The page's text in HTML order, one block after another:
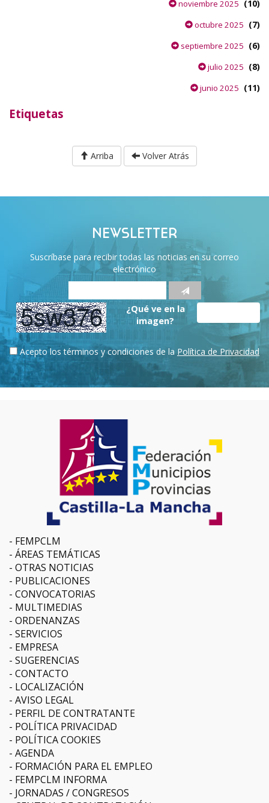
noviembre 2025 (10)
octubre 2025 (7)
septiembre 2025 (6)
julio 2025 (8)
junio 2025 (11)
Etiquetas
Arriba Volver Atrás
NEWSLETTER
Suscríbase para recibir todas las noticias en su correo
electrónico
¿Qué ve en la
imagen?
Acepto los términos y condiciones de la Política de Privacidad
FEMPCLM
ÁREAS TEMÁTICAS
OTRAS NOTICIAS
PUBLICACIONES
CONVOCATORIAS
MULTIMEDIAS
ORDENANZAS
SERVICIOS
EMPRESA
SUGERENCIAS
CONTACTO
LOCALIZACIÓN
AVISO LEGAL
PERFIL DE CONTRATANTE
POLÍTICA PRIVACIDAD
POLÍTICA COOKIES
AGENDA
FORMACIÓN PARA EL EMPLEO
FEMPCLM INFORMA
JORNADAS / CONGRESOS